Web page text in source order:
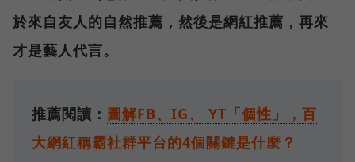
於來自友人的自然推薦，然後是網紅推薦，再來
才是藝人代言。
推薦閱讀： 圖解FB、IG、 YT「個性」，百
大網紅稱霸社群平台的4個關鍵是什麼？